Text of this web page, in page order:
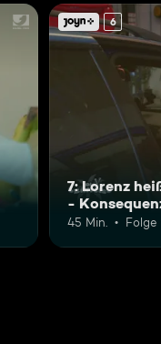
6
7: Lorenz
-
45 Min. Folge